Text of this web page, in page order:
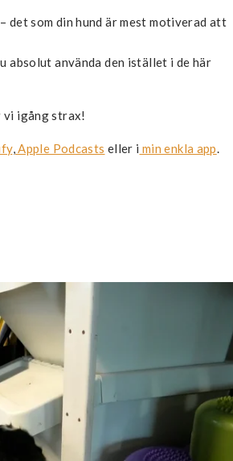
det som din hund är mest motiverad att
absolut använda den istället i de här
vi igång strax!
,Apple Podcasts eller i min enkla app.